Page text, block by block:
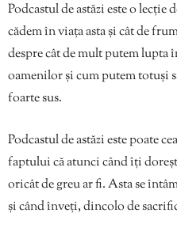
Podcastul de astăzi este o lecție
cădem în viața asta și cât de
despre cât de mult putem
oamenilor și cum putem totuși
foarte sus.
Podcastul de astăzi este poate
faptului că atunci când îți
oricât de greu ar fi. Asta se
și când înveți, dincolo de